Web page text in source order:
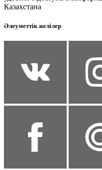
Казахстана
Әлеуметтік желілер